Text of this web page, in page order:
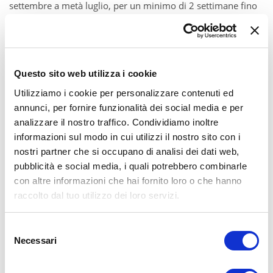
Questo sito web utilizza i cookie
Utilizziamo i cookie per personalizzare contenuti ed
annunci, per fornire funzionalità dei social media e per
analizzare il nostro traffico. Condividiamo inoltre
informazioni sul modo in cui utilizzi il nostro sito con i
nostri partner che si occupano di analisi dei dati web,
pubblicità e social media, i quali potrebbero combinarle
con altre informazioni che hai fornito loro o che hanno
raccolto dal tuo utilizzo dei loro servizi.
delNecessari
settembre a metà luglio, per un minimo di 2 settimane fino
SU IB SCHOOL PLACEMENT e l’ANNO
ALL’STERO
Per i ragazzi più grandi, dai 16 ai 19 anni, è previsto
SCHOOL PLACEMENT, un programma che si svolge per 2
anni, gli ultimi 2 anni della scuola superiore. Il Diploma IB è
riconosciuto a livello internazionale da università e
istituzioni accademiche di prestigio in oltre 160 Paesi con
più di 8.000 programmi attivi in circa 5.900 scuole in tutto il
mondo. Con Study Advice , ogni studente viene
accompagnato nella scelta della scuola più adatta, tenendo
livello linguistico e preparazione; preferenze geografiche e
logistiche della famiglia. Inoltre, Study Advice accompagna